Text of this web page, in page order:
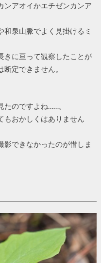
ンアオイかエチゼンカンア
泉山脈でよく見掛けるミ
きに亘って観察したことが
定できません。
たのですよね……。
もおかしくはありません
影できなかったのが惜しま